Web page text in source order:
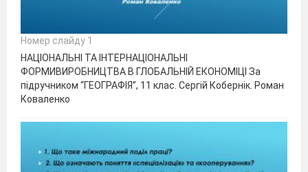
Номер слайду 1
НАЦІОНАЛЬНІ ТА ІНТЕРНАЦІОНАЛЬНІ
ФОРМИВИРОБНИЦТВА В ГЛОБАЛЬНІЙ ЕКОНОМІЦІ За
підручником “ГЕОГРАФІЯ”, 11 клас. Сергій Кобернік. Роман
Коваленко